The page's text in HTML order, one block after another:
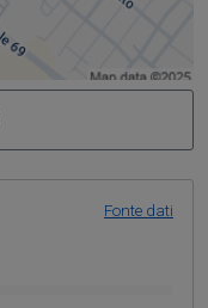
Fonte dati